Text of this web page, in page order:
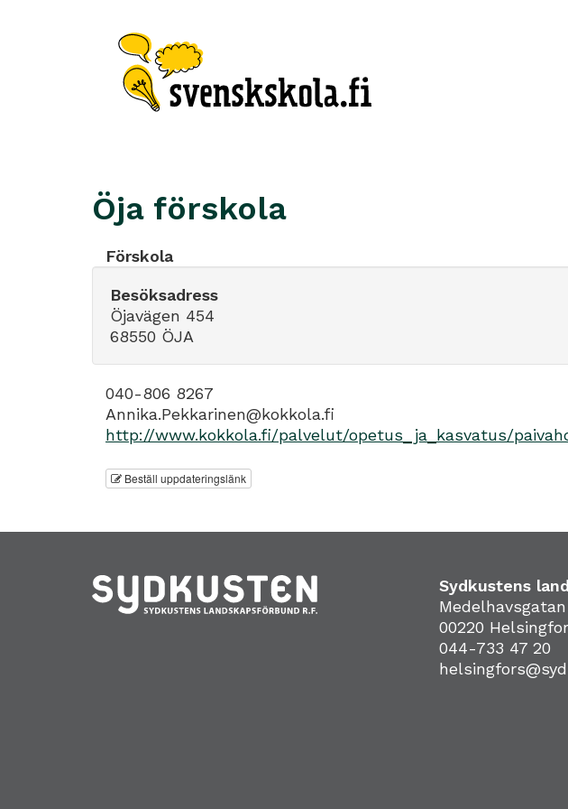
Öja förskola
Förskola
Besöksadress
Öjavägen 454
68550 ÖJA
040-806 8267
Annika.Pekkarinen@kokkola.fi
http://www.kokkola.fi/palvelut/opetus_ja_kasvatus/
Beställ uppdateringslänk
Sydkustens
Medelhavsgatan
00220
044-733 47 20